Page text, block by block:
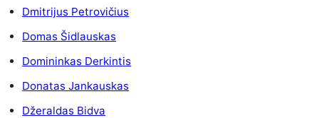
Dmitrijus Petrovičius
Domas Šidlauskas
Domininkas Derkintis
Donatas Jankauskas
Džeraldas Bidva